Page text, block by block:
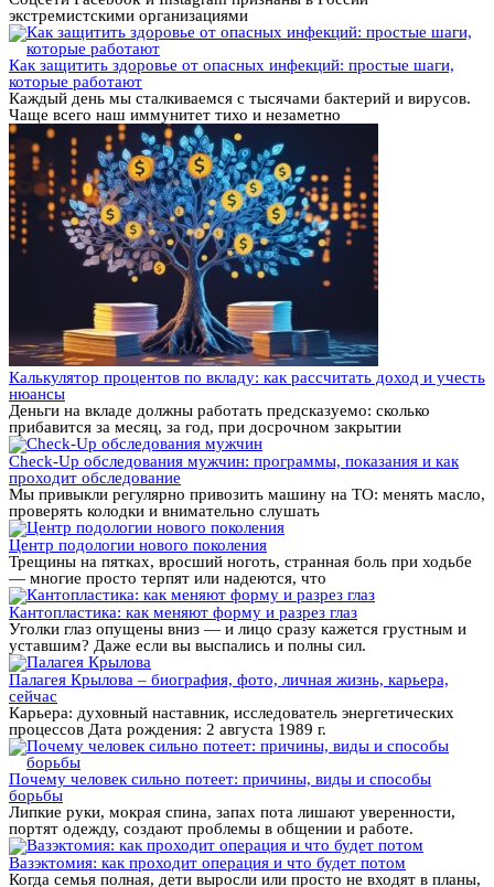
экстремистскими организациями
Как защитить здоровье от опасных инфекций: простые шаги,
которые работают
Каждый день мы сталкиваемся с тысячами бактерий и вирусов.
Чаще всего наш иммунитет тихо и незаметно
Калькулятор процентов по вкладу: как рассчитать доход и учесть
нюансы
Деньги на вкладе должны работать предсказуемо: сколько
прибавится за месяц, за год, при досрочном закрытии
Check-Up обследования мужчин: программы, показания и как
проходит обследование
Мы привыкли регулярно привозить машину на ТО: менять масло,
проверять колодки и внимательно слушать
Центр подологии нового поколения
Трещины на пятках, вросший ноготь, странная боль при ходьбе
— многие просто терпят или надеются, что
Кантопластика: как меняют форму и разрез глаз
Уголки глаз опущены вниз — и лицо сразу кажется грустным и
уставшим? Даже если вы выспались и полны сил.
Палагея Крылова – биография, фото, личная жизнь, карьера,
сейчас
Карьера: духовный наставник, исследователь энергетических
процессов Дата рождения: 2 августа 1989 г.
Почему человек сильно потеет: причины, виды и способы
борьбы
Липкие руки, мокрая спина, запах пота лишают уверенности,
портят одежду, создают проблемы в общении и работе.
Вазэктомия: как проходит операция и что будет потом
Когда семья полная, дети выросли или просто не входят в планы,